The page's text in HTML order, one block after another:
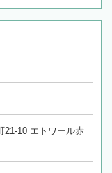
21-10 エトワール赤